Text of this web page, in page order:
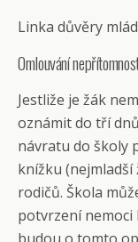
Linka důvěry
Omlouvání
Jestliže je žák
oznámit do tří
návratu do školy
knížku (nejmladší
rodičů. Škola
potvrzení